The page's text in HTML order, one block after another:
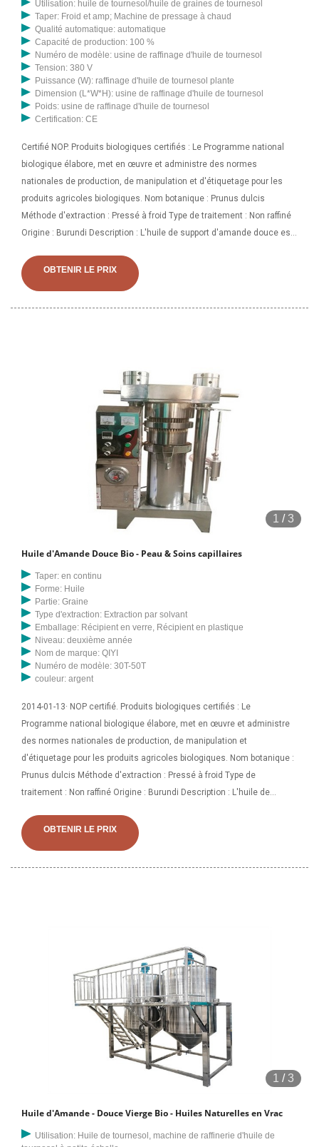
Utilisation: huile de tournesol/huile de graines de tournesol
Taper: Froid et amp; Machine de pressage à chaud
Qualité automatique: automatique
Capacité de production: 100 %
Numéro de modèle: usine de raffinage d'huile de tournesol
Tension: 380 V
Puissance (W): raffinage d'huile de tournesol plante
Dimension (L*W*H): usine de raffinage d'huile de tournesol
Poids: usine de raffinage d'huile de tournesol
Certification: CE
Certifié NOP. Produits biologiques certifiés : Le Programme national
biologique élabore, met en œuvre et administre des normes
nationales de production, de manipulation et d'étiquetage pour les
produits agricoles biologiques. Nom botanique : Prunus dulcis
Méthode d'extraction : Pressé à froid Type de traitement : Non raffiné
Origine : Burundi Description : L'huile de support d'amande douce est
Télécharger le certificat d'analyse Nom du produit : Huile d'amande
douce non raffinée biologique pressée à froid Couleur : DoréNom INCI :
OBTENIR LE PRIX
1 /3
Huile d'Amande Douce Bio - Peau & Soins capillaires
Taper: en continu
Forme: Huile
Partie: Graine
Type d'extraction: Extraction par solvant
Emballage: Récipient en verre, Récipient en plastique
Niveau: deuxième année
Nom de marque: QIYI
Numéro de modèle: 30T-50T
couleur: argent
2014-01-13· NOP certifié. Produits biologiques certifiés : Le
Programme national biologique élabore, met en œuvre et administre
des normes nationales de production, de manipulation et
d'étiquetage pour les produits agricoles biologiques. Nom botanique :
Prunus dulcis Méthode d'extraction : Pressé à froid Type de
traitement : Non raffiné Origine : Burundi Description : L'huile de
pour sa capacité. Huile de support efficace extraite des graines de
l'amandier doux, ce qui la rend parfaitement adaptée à une utilisation
OBTENIR LE PRIX
1 /3
Huile d'Amande - Douce Vierge Bio - Huiles Naturelles en Vrac
Utilisation: Huile de tournesol, machine de raffinerie d'huile de